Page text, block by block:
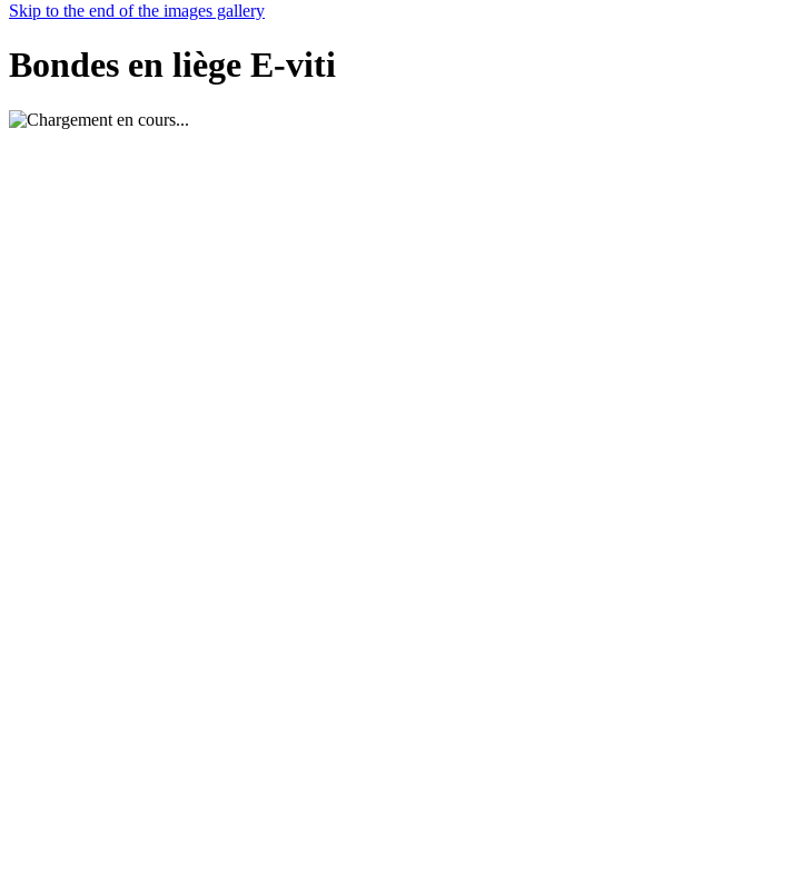
Skip to the end of the images gallery
Bondes en liège E-viti